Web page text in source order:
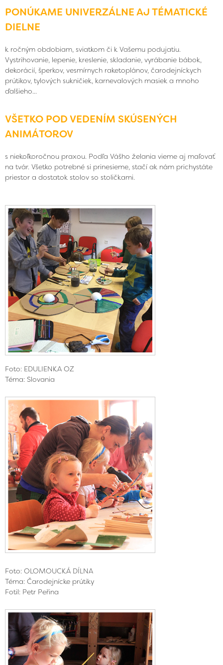
PONÚKAME UNIVERZÁLNE AJ TÉMATICKÉ
DIELNE
k ročným obdobiam, sviatkom či k Vašemu podujatiu.
Vystrihovanie, lepenie, kreslenie, skladanie, vyrábanie bábok,
dekorácií, šperkov, vesmírnych raketoplánov, čarodejníckych
prútikov, tylových sukničiek, karnevalových masiek a mnoho
ďalšieho...
VŠETKO POD VEDENÍM SKÚSENÝCH
ANIMÁTOROV
s niekoľkoročnou praxou. Podľa Vášho želania vieme aj maľovať
na tvár. Všetko potrebné si prinesieme, stačí ak nám prichystáte
priestor a dostatok stolov so stoličkami.
Foto: EDULIENKA OZ
Téma: Slovania
Foto: OLOMOUCKÁ DÍLNA
Téma: Čarodejnícke prútiky
Fotil: Petr Peřina